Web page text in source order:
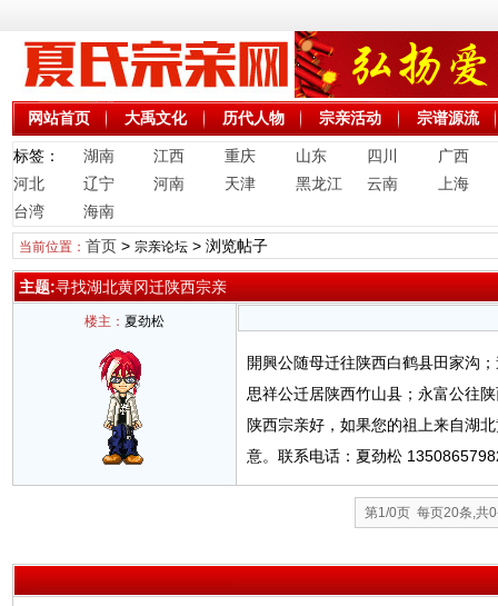
网站首页 大禹文化 历代人物 宗亲活动 宗谱源流
标签： 湖南 江西 重庆 山东 四川
广西
河北
辽宁 河南 天津 黑龙江 云南
上海
台湾
海南
当前位置： 首页> 宗亲论坛> 浏览帖子
主题:寻找湖北黄冈迁陕西宗亲
楼主： 夏劲松
開興公随母迁往陕西白鹤县田家沟
思祥公迁居陕西竹山县；永富公往
陕西宗亲好，如果您的祖上来自湖
意。联系电话：夏劲松
第1/0页 每页20条,共